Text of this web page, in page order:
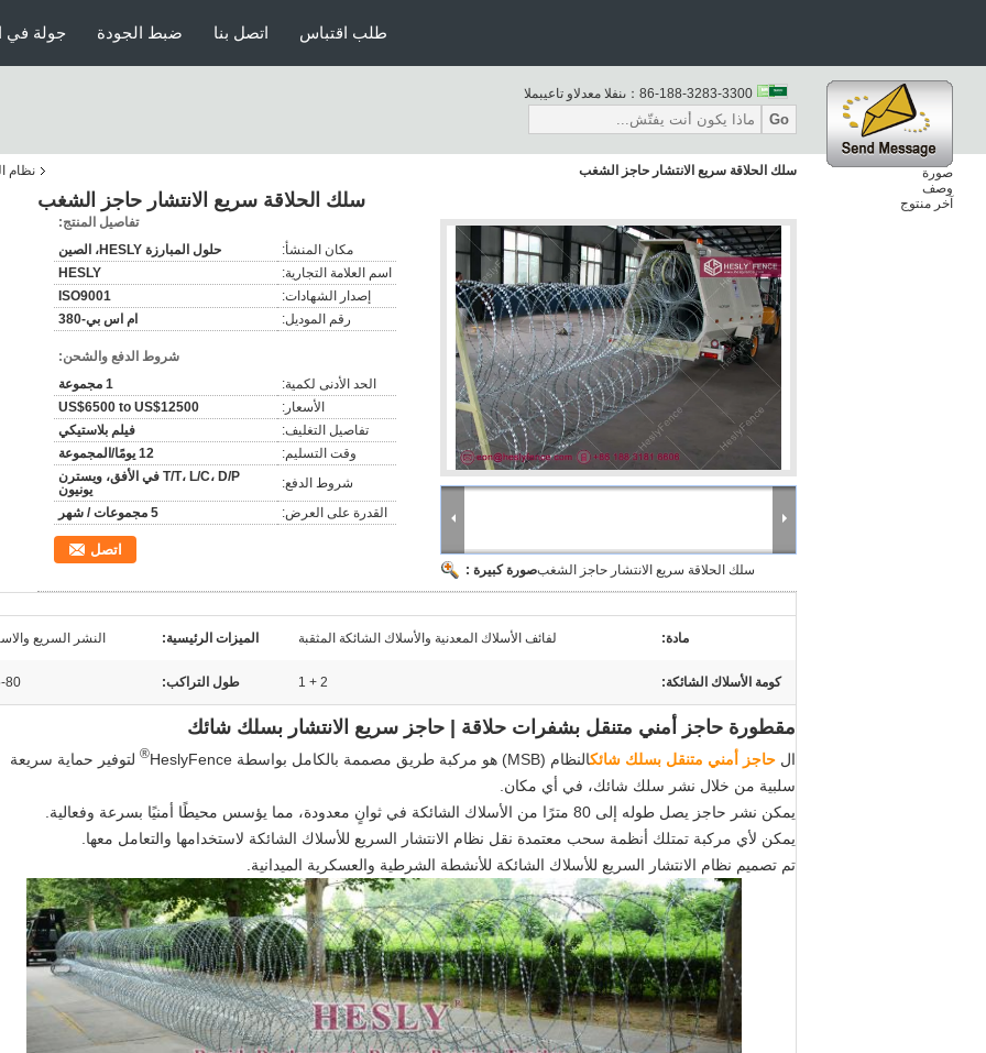
صورة
وصف
آخر منتوج
جولة في ضبط الجودة اتصل بنا طلب اقتباس
المبيعات والدعم الفنى： 86-188-3283-3300
Go
نظام سلك الحلاقة سريع الانتشار حاجز الشغب
سلك الحلاقة سريع الانتشار حاجز الشغب
صورة كبيرة :سلك الحلاقة سريع الانتشار حاجز الشغب
تفاصيل المنتج:
مكان المنشأ:
حلول المبارزة HESLY، الصين
اسم العلامة التجارية:
HESLY
إصدار الشهادات:
ISO9001
رقم الموديل:
ام اس بي-380
شروط الدفع والشحن:
الحد الأدنى لكمية:
1 مجموعة
الأسعار:
US$6500 to US$12500
تفاصيل التغليف:
فيلم بلاستيكي
وقت التسليم:
12 يومًا/المجموعة
شروط الدفع:
T/T، L/C، D/P في الأفق، ويسترن
يونيون
القدرة على العرض:
5 مجموعات / شهر
اتصل
مادة: لفائف الأسلاك المعدنية والأسلاك الشائكة المثقبة الميزات الرئيسية: النشر السريع
كومة الأسلاك الشائكة: 2 + 1 طول التراكب: 75-
مقطورة حاجز أمني متنقل بشفرات حلاقة | حاجز سريع الانتشار بسلك شائك
ال حاجز أمني متنقل بسلك شائكالنظام (MSB) هو مركبة طريق مصممة بالكامل بواسطة HeslyFence ® لتوفير حماية سريعة
سلبية من خلال نشر سلك شائك، في أي مكان.
يمكن نشر حاجز يصل طوله إلى 80 مترًا من الأسلاك الشائكة في ثوانٍ معدودة، مما يؤسس محيطًا أمنيًا بسرعة وفعالية.
يمكن لأي مركبة تمتلك أنظمة سحب معتمدة نقل نظام الانتشار السريع للأسلاك الشائكة لاستخدامها والتعامل معها.
تم تصميم نظام الانتشار السريع للأسلاك الشائكة للأنشطة الشرطية والعسكرية الميدانية.